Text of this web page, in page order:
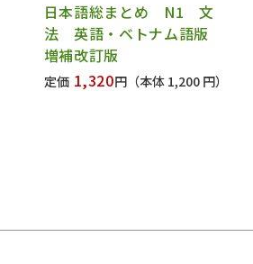
日本語総まとめ N1 文
法 英語・ベトナム語版
増補改訂版
定価 1,320円 （本体 1,200 円）